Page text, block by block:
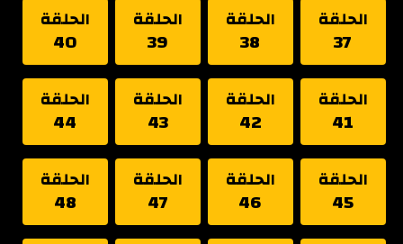
الحلقة
37
الحلقة
38
الحلقة
39
الحلقة
40
الحلقة
41
الحلقة
42
الحلقة
43
الحلقة
44
الحلقة
45
الحلقة
46
الحلقة
47
الحلقة
48